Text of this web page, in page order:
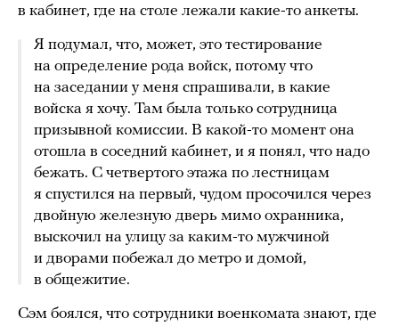
в кабинет, где на столе лежали какие-то анкеты.
Я подумал, что, может, это тестирование
на определение рода войск, потому что
на заседании у меня спрашивали, в какие
войска я хочу. Там была только сотрудница
призывной комиссии. В какой-то момент она
отошла в соседний кабинет, и я понял, что надо
бежать. С четвертого этажа по лестницам
я спустился на первый, чудом просочился через
двойную железную дверь мимо охранника,
выскочил на улицу за каким-то мужчиной
и дворами побежал до метро и домой,
в общежитие.
Сэм боялся, что сотрудники военкомата знают, где